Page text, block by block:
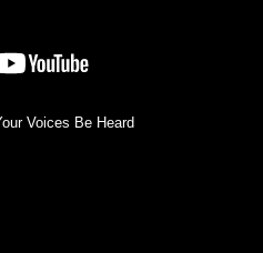
Voices Be Heard